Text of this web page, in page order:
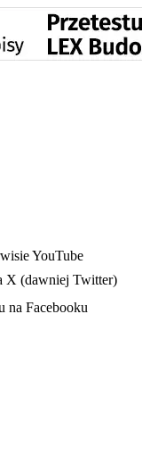
YouTube
X (dawniej Twitter)
na Facebooku